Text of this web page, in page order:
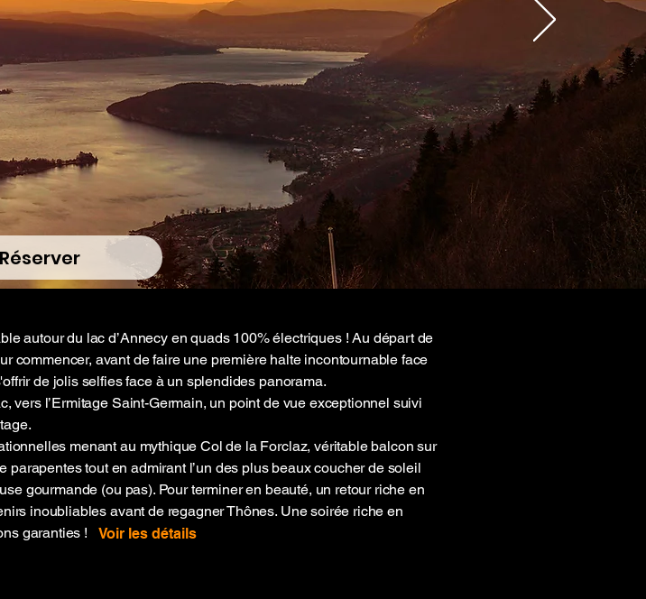
Réserver
autour du lac d’Annecy en quads 100% électriques ! Au départ de
commencer, avant de faire une première halte incontournable face
de jolis selfies face à un splendides panorama.
vers l’Ermitage Saint-Germain, un point de vue exceptionnel suivi
menant au mythique Col de la Forclaz, véritable balcon sur
tout en admirant l’un des plus beaux coucher de soleil
gourmande (ou pas). Pour terminer en beauté, un retour riche en
inoubliables avant de regagner Thônes. Une soirée riche en
garanties !
Voir les détails